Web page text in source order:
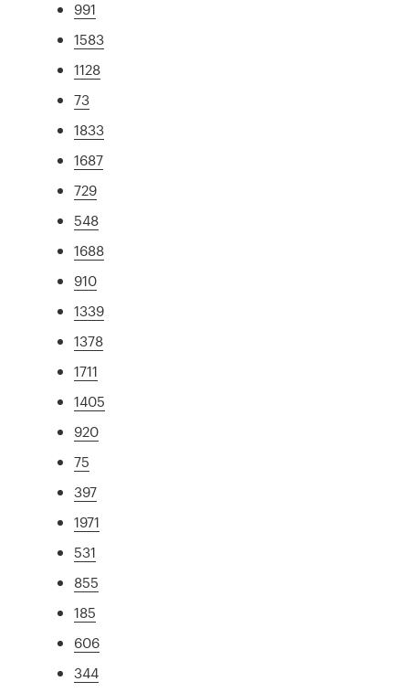
991
1583
1128
73
1833
1687
729
548
1688
910
1339
1378
1711
1405
920
75
397
1971
531
855
185
606
344